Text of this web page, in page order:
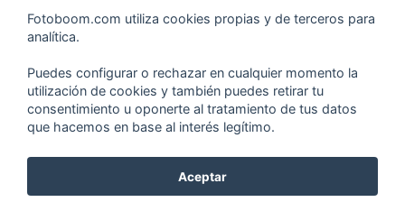
Soportes Fotografía
Monopiés
Trípodes
Kit Completos
Accesorios
Copyright © 2001-2024, Fotoboom, Fotonet, S.L. CIF. B-83430587
C/ San Romualdo Nº26 - 28037 Madrid - España
Fotoboom.com utiliza cookies propias y de terceros para
analítica.
Puedes configurar o rechazar en cualquier momento la
utilización de cookies y también puedes retirar tu
consentimiento u oponerte al tratamiento de tus datos
que hacemos en base al interés legítimo.
Aceptar